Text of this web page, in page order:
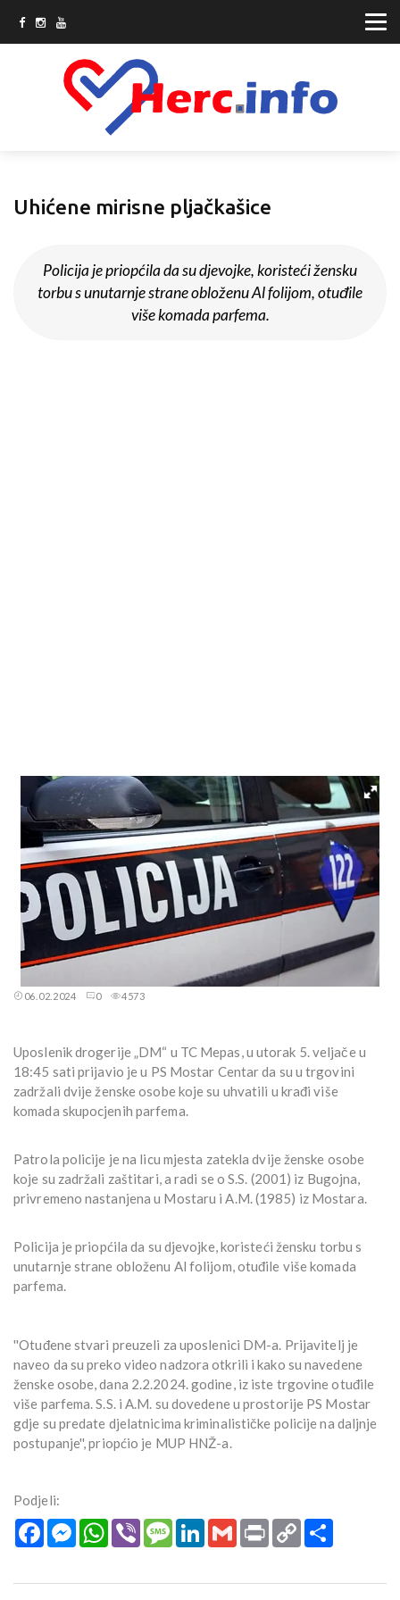
Uhićene mirisne pljačkašice
Policija je priopćila da su djevojke, koristeći žensku
torbu s unutarnje strane obloženu Al folijom, otuđile
više komada parfema.
06.02.2024 0 4573
Uposlenik drogerije „DM“ u TC Mepas, u utorak 5. veljače u
18:45 sati prijavio je u PS Mostar Centar da su u trgovini
zadržali dvije ženske osobe koje su uhvatili u krađi više
komada skupocjenih parfema.
Patrola policije je na licu mjesta zatekla dvije ženske osobe
koje su zadržali zaštitari, a radi se o S.S. (2001) iz Bugojna,
privremeno nastanjena u Mostaru i A.M. (1985) iz Mostara.
Policija je priopćila da su djevojke, koristeći žensku torbu s
unutarnje strane obloženu Al folijom, otuđile više komada
parfema.
''Otuđene stvari preuzeli za uposlenici DM-a. Prijavitelj je
naveo da su preko video nadzora otkrili i kako su navedene
ženske osobe, dana 2.2.2024. godine, iz iste trgovine otuđile
više parfema. S.S. i A.M. su dovedene u prostorije PS Mostar
gdje su predate djelatnicima kriminalističke policije na daljnje
postupanje'', priopćio je MUP HNŽ-a.
Podjeli:
FacebookMessengerWhatsApp
Viber MessageLinkedInGmail Print Copy
Link